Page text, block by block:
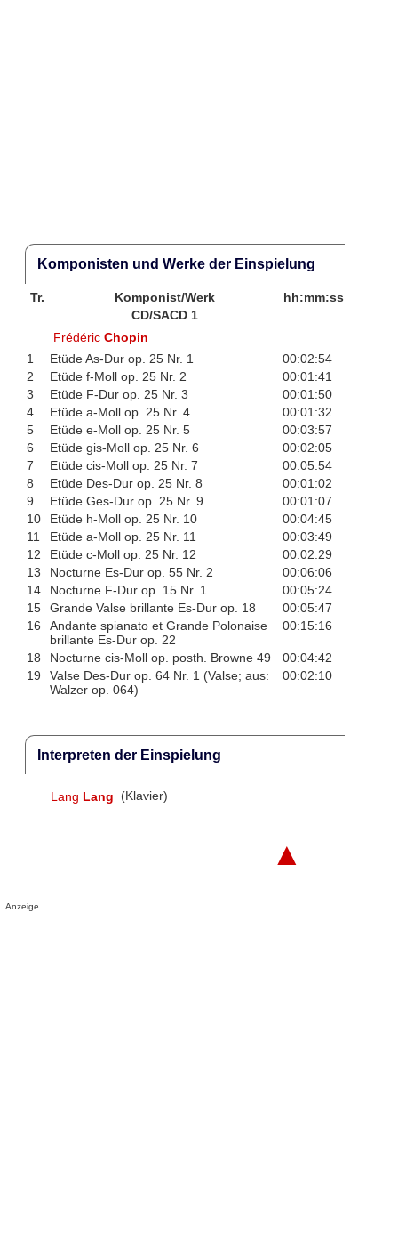
Komponisten und Werke der Einspielung
Tr. Komponist/Werk
hh:mm:ss
CD/SACD 1
FrédéricChopin
1
Etüde As-Dur op. 25 Nr. 1
00:02:54
2
Etüde f-Moll op. 25 Nr. 2
00:01:41
3
Etüde F-Dur op. 25 Nr. 3
00:01:50
4
Etüde a-Moll op. 25 Nr. 4
00:01:32
5
Etüde e-Moll op. 25 Nr. 5
00:03:57
6
Etüde gis-Moll op. 25 Nr. 6
00:02:05
7
Etüde cis-Moll op. 25 Nr. 7
00:05:54
8
Etüde Des-Dur op. 25 Nr. 8
00:01:02
9
Etüde Ges-Dur op. 25 Nr. 9
00:01:07
10
Etüde h-Moll op. 25 Nr. 10
00:04:45
11
Etüde a-Moll op. 25 Nr. 11
00:03:49
12
Etüde c-Moll op. 25 Nr. 12
00:02:29
13
Nocturne Es-Dur op. 55 Nr. 2
00:06:06
14
Nocturne F-Dur op. 15 Nr. 1
00:05:24
15
Grande Valse brillante Es-Dur op. 18
00:05:47
16
Andante spianato et Grande Polonaise
brillante Es-Dur op. 22
00:15:16
18 Nocturne cis-Moll op. posth. Browne 49
00:04:42
19
Valse Des-Dur op. 64 Nr. 1 (Valse; aus:
Walzer op. 064)
00:02:10
Interpreten der Einspielung
Lang Lang (Klavier)
▲
Anzeige